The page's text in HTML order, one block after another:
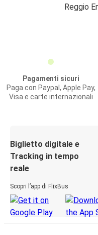
Reggio
Pagamenti sicuri
Paga con Paypal, Apple Pay,
Visa e carte internazionali
Biglietto digitale e
Tracking in tempo
reale
Scopri l’app di FlixBus